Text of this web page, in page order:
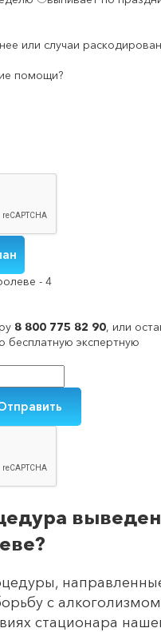
или случаи
помощи?
8 800 775 82 90, или
бесплатную экспертную
с
стационара